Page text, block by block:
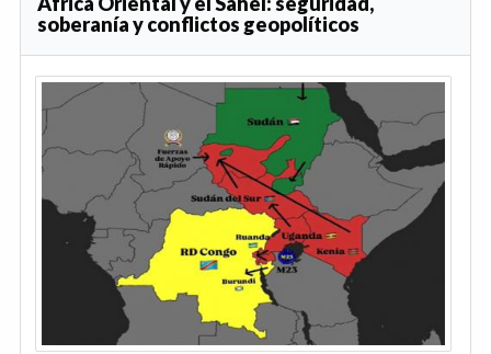
soberanía y conflictos geopolíticos